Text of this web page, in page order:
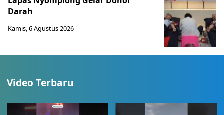
Darah
Kamis, 6 Agustus 2026
Video Terbaru